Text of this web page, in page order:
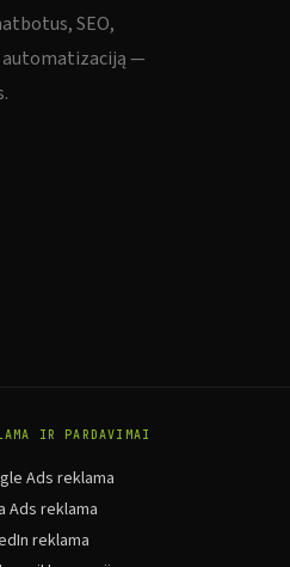
SEO,
automatizaciją —
IR PARDAVIMAI
Ads reklama
Ads reklama
reklama